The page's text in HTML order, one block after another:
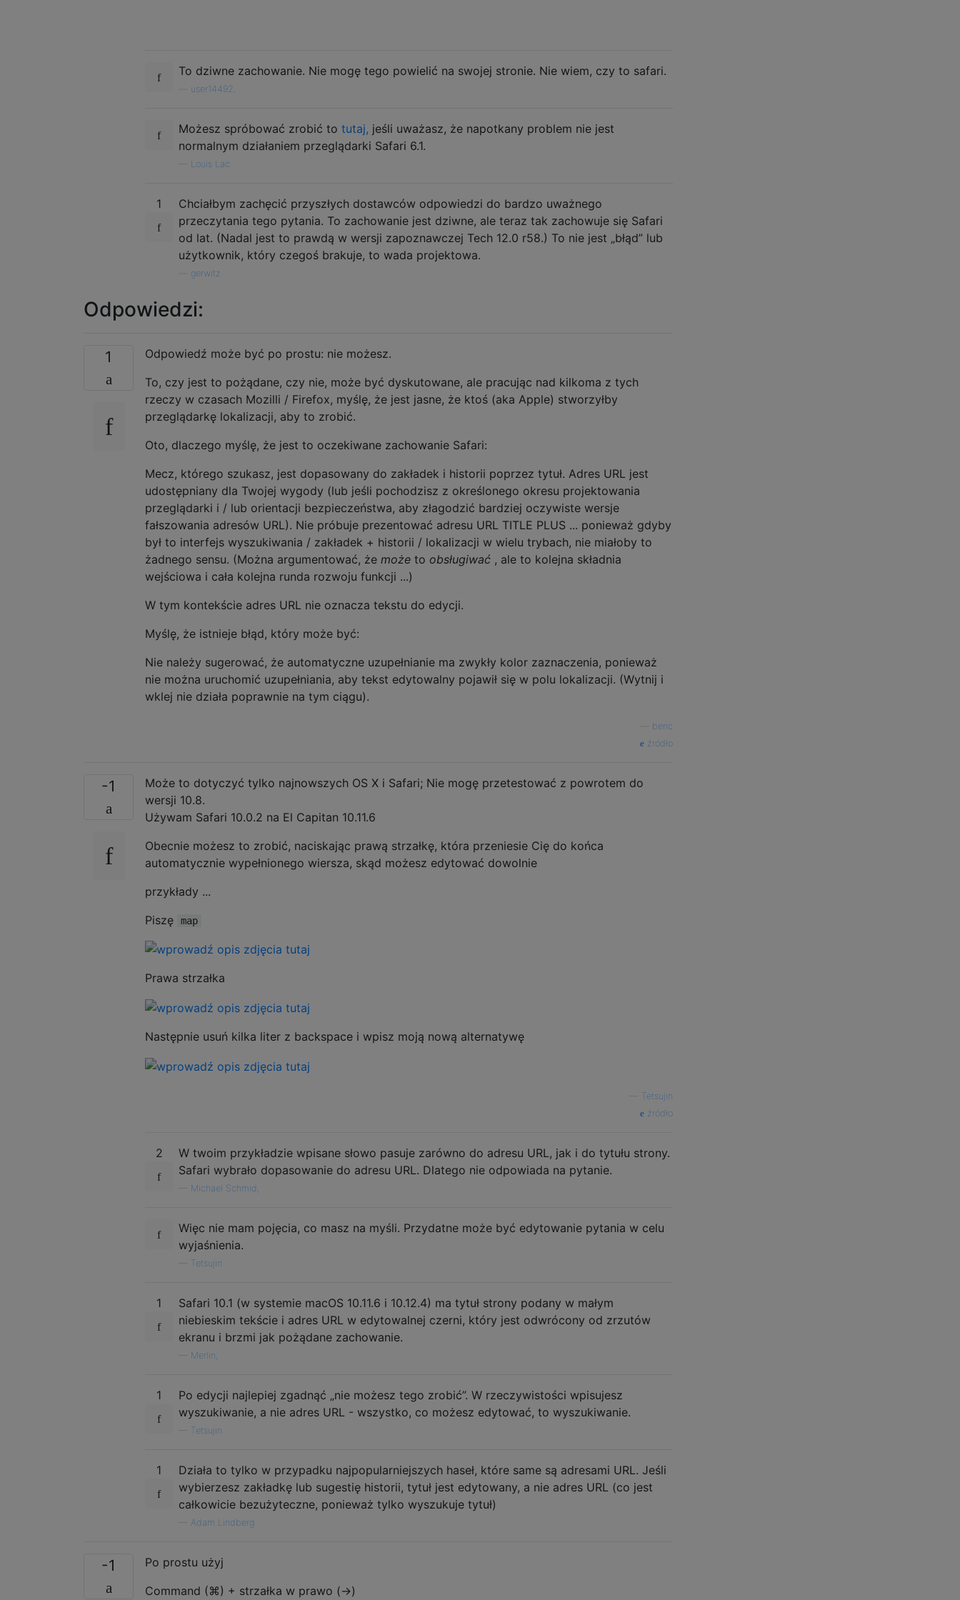
To dziwne zachowanie. Nie mogę tego powielić na swojej stronie. Nie wiem, czy to safari.
user14492,
Możesz spróbować zrobić to tutaj, jeśli uważasz, że napotkany problem nie jest
normalnym działaniem przeglądarki Safari 6.1.
Louis Lac
1
Chciałbym zachęcić przyszłych dostawców odpowiedzi do bardzo uważnego
przeczytania tego pytania. To zachowanie jest dziwne, ale teraz tak zachowuje się Safari
od lat. (Nadal jest to prawdą w wersji zapoznawczej Tech 12.0 r58.) To nie jest „błąd” lub
użytkownik, który czegoś brakuje, to wada projektowa.
gerwitz
Odpowiedzi:
1
Odpowiedź może być po prostu: nie możesz.
To, czy jest to pożądane, czy nie, może być dyskutowane, ale pracując nad kilkoma z tych
rzeczy w czasach Mozilli / Firefox, myślę, że jest jasne, że ktoś (aka Apple) stworzyłby
przeglądarkę lokalizacji, aby to zrobić.
Oto, dlaczego myślę, że jest to oczekiwane zachowanie Safari:
Mecz, którego szukasz, jest dopasowany do zakładek i historii poprzez tytuł. Adres URL jest
udostępniany dla Twojej wygody (lub jeśli pochodzisz z określonego okresu projektowania
przeglądarki i / lub orientacji bezpieczeństwa, aby złagodzić bardziej oczywiste wersje
fałszowania adresów URL). Nie próbuje prezentować adresu URL TITLE PLUS ... ponieważ gdyby
był to interfejs wyszukiwania / zakładek + historii / lokalizacji w wielu trybach, nie miałoby to
żadnego sensu. (Można argumentować, że może to obsługiwać , ale to kolejna składnia
wejściowa i cała kolejna runda rozwoju funkcji ...)
W tym kontekście adres URL nie oznacza tekstu do edycji.
Myślę, że istnieje błąd, który może być:
Nie należy sugerować, że automatyczne uzupełnianie ma zwykły kolor zaznaczenia, ponieważ
nie można uruchomić uzupełniania, aby tekst edytowalny pojawił się w polu lokalizacji. (Wytnij i
wklej nie działa poprawnie na tym ciągu).
benc
źródło
-1
Może to dotyczyć tylko najnowszych OS X i Safari; Nie mogę przetestować z powrotem do
wersji 10.8.
Używam Safari 10.0.2 na El Capitan 10.11.6
Obecnie możesz to zrobić, naciskając prawą strzałkę, która przeniesie Cię do końca
automatycznie wypełnionego wiersza, skąd możesz edytować dowolnie
przykłady ...
Piszę
map
Prawa strzałka
Następnie usuń kilka liter z backspace i wpisz moją nową alternatywę
Tetsujin
źródło
2
W twoim przykładzie wpisane słowo pasuje zarówno do adresu URL, jak i do tytułu strony.
Safari wybrało dopasowanie do adresu URL. Dlatego nie odpowiada na pytanie.
Michael Schmid,
Więc nie mam pojęcia, co masz na myśli. Przydatne może być edytowanie pytania w celu
wyjaśnienia.
Tetsujin
1
Safari 10.1 (w systemie macOS 10.11.6 i 10.12.4) ma tytuł strony podany w małym
niebieskim tekście i adres URL w edytowalnej czerni, który jest odwrócony od zrzutów
ekranu i brzmi jak pożądane zachowanie.
Merlin,
1
Po edycji najlepiej zgadnąć „nie możesz tego zrobić”. W rzeczywistości wpisujesz
wyszukiwanie, a nie adres URL - wszystko, co możesz edytować, to wyszukiwanie.
Tetsujin
1
Działa to tylko w przypadku najpopularniejszych haseł, które same są adresami URL. Jeśli
wybierzesz zakładkę lub sugestię historii, tytuł jest edytowany, a nie adres URL (co jest
całkowicie bezużyteczne, ponieważ tylko wyszukuje tytuł)
Adam Lindberg
-1
Po prostu użyj
Command (⌘) + strzałka w prawo (→)